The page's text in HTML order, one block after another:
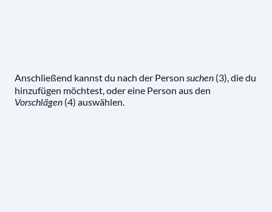
Anschließend kannst du nach der Person suchen (3), die du
hinzufügen möchtest, oder eine Person aus den
Vorschlägen (4) auswählen.